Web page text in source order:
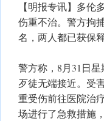
【明报专讯】多
伤重不治。警方拘
名，两人都已获保
警方称，8月31日
歹徒无端接近。受
重受伤前往医院治
场进行了急救措施